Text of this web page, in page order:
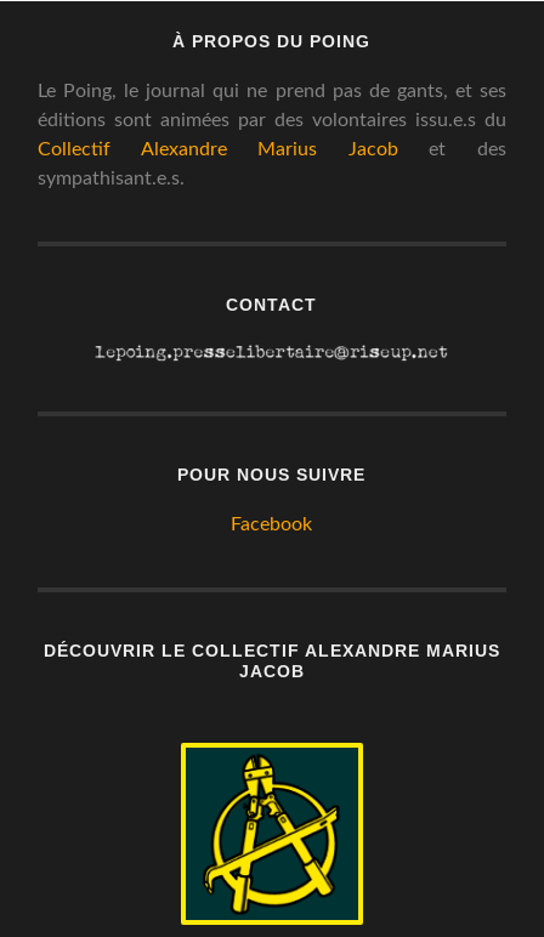
À PROPOS DU POING
Le Poing, le journal qui ne prend pas de gants, et ses
éditions sont animées par des volontaires issu.e.s du
Collectif Alexandre Marius Jacobet des
sympathisant.e.s.
CONTACT
POUR NOUS SUIVRE
Facebook
DÉCOUVRIR LE COLLECTIF ALEXANDRE MARIUS
JACOB